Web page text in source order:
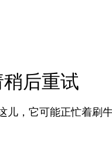
后重试
儿，它可能正忙着刷